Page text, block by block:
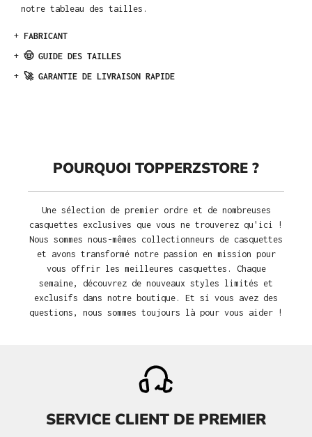
notre tableau des tailles.
+ FABRICANT
+ 🤠 GUIDE DES TAILLES
+ 🚀 GARANTIE DE LIVRAISON RAPIDE
POURQUOI TOPPERZSTORE ?
Une sélection de premier ordre et de nombreuses
casquettes exclusives que vous ne trouverez qu'ici !
Nous sommes nous-mêmes collectionneurs de casquettes
et avons transformé notre passion en mission pour
vous offrir les meilleures casquettes. Chaque
semaine, découvrez de nouveaux styles limités et
exclusifs dans notre boutique. Et si vous avez des
questions, nous sommes toujours là pour vous aider !
SERVICE CLIENT DE PREMIER